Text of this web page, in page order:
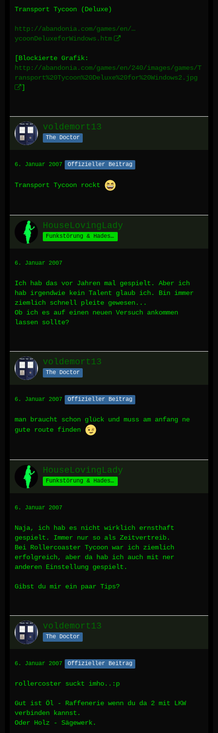
Transport Tycoon (Deluxe)
http://abandonia.com/games/en/…
ycoonDeluxeforWindows.htm
[Blockierte Grafik:
http://abandonia.com/games/en/240/images/games/T
ransport%20Tycoon%20Deluxe%20for%20Windows2.jpg
]
voldemort13
The Doctor
6. Januar 2007 Offizieller Beitrag
Transport Tycoon rockt
HouseLovingLady
Funkstörung & Hades' Schäfchen *määäh*
6. Januar 2007
Ich hab das vor Jahren mal gespielt. Aber ich
hab irgendwie kein Talent glaub ich. Bin immer
ziemlich schnell pleite gewesen...
Ob ich es auf einen neuen Versuch ankommen
lassen sollte?
voldemort13
The Doctor
6. Januar 2007 Offizieller Beitrag
man braucht schon glück und muss am anfang ne
gute route finden
HouseLovingLady
Funkstörung & Hades' Schäfchen *määäh*
6. Januar 2007
Naja, ich hab es nicht wirklich ernsthaft
gespielt. Immer nur so als Zeitvertreib.
Bei Rollercoaster Tycoon war ich ziemlich
erfolgreich, aber da hab ich auch mit ner
anderen Einstellung gespielt.
Gibst du mir ein paar Tips?
voldemort13
The Doctor
6. Januar 2007 Offizieller Beitrag
rollercoster suckt imho..:p
Gut ist Öl - Raffenerie wenn du da 2 mit LKW
verbinden kannst.
Oder Holz - Sägewerk.